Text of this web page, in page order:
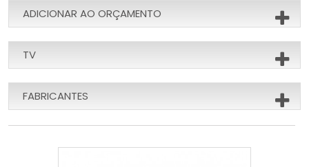
ADICIONAR AO ORÇAMENTO
TV
FABRICANTES